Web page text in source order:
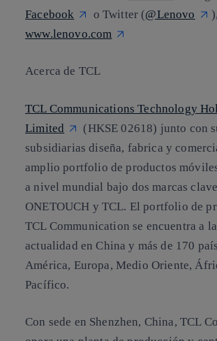
Facebook
o Twitter (@Lenovo
www.lenovo.com
Acerca de TCL
TCL Communications Technology
Limited
(HKSE 02618) junto con
subsidiarias diseña, fabrica y
amplio portfolio de productos
a nivel mundial bajo dos marcas
ONETOUCH y TCL. El portfolio de
TCL Communication se encuentra a
actualidad en China y más de 170
América, Europa, Medio Oriente,
Pacífico.
Con sede en Shenzhen, China, TCL